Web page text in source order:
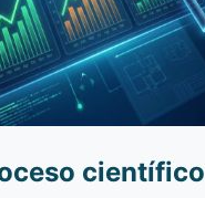
científico